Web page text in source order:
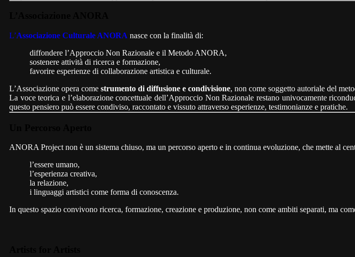
L’Associazione Culturale ANORA nasce con la finalità di:
diffondere l’Approccio Non Razionale e il Metodo ANORA,
sostenere attività di ricerca e formazione,
favorire esperienze di collaborazione artistica e culturale.
L’Associazione opera come strumento di diffusione e condivisione, non come soggetto autoriale del
La voce teorica e l’elaborazione concettuale dell’Approccio Non Razionale restano univocamente
questo pensiero può essere condiviso, raccontato e vissuto attraverso esperienze, testimonianze e pratiche.
ANORA Project non è un sistema chiuso, ma un percorso aperto e in continua evoluzione, che mette al
l’essere umano,
l’esperienza creativa,
la relazione,
i linguaggi artistici come forma di conoscenza.
In questo spazio convivono ricerca, formazione, creazione e produzione, non come ambiti separati, ma